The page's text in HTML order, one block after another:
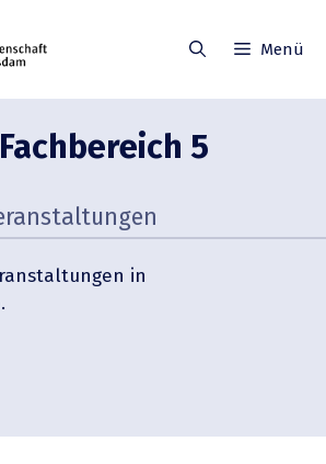
Menü
5
in